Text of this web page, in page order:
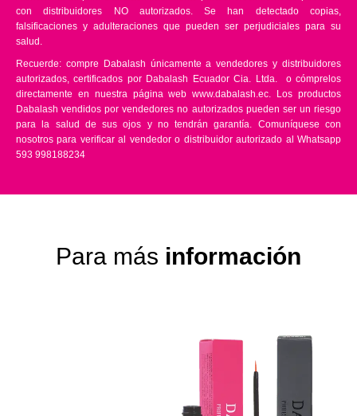
con distribuidores NO autorizados. Se han detectado copias,
falsificaciones y adulteraciones que pueden ser perjudiciales para su
salud.
Recuerde: compre Dabalash únicamente a vendedores y distribuidores
autorizados, certificados por Dabalash Ecuador Cia. Ltda. o cómprelos
directamente en nuestra página web www.dabalash.ec. Los productos
Dabalash vendidos por vendedores no autorizados pueden ser un riesgo
para la salud de sus ojos y no tendrán garantía. Comuníquese con
nosotros para verificar al vendedor o distribuidor autorizado al Whatsapp
593 998188234
Para más información